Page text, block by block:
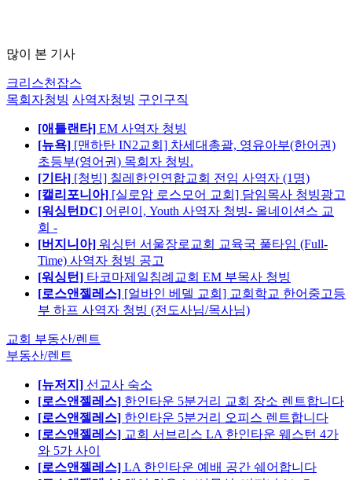
많이 본 기사
크리스천잡스
목회자청빙 사역자청빙 구인구직
[애틀랜타] EM 사역자 청빙
[뉴욕] [맨하탄 IN2교회] 차세대총괄, 영유아부(한어권)
초등부(영어권) 목회자 청빙.
[기타] [청빙] 칠레한인연합교회 전임 사역자 (1명)
[캘리포니아] [실로암 로스모어 교회] 담임목사 청빙광고
[워싱턴DC] 어린이, Youth 사역자 청빙- 올네이션스 교
회 -
[버지니아] 워싱턴 서울장로교회 교육국 풀타임 (Full-
Time) 사역자 청빙 공고
[워싱턴] 타코마제일침례교회 EM 부목사 청빙
[로스앤젤레스] [얼바인 베델 교회] 교회학교 한어중고등
부 하프 사역자 청빙 (전도사님/목사님)
교회 부동산/렌트
부동산/렌트
[뉴저지] 선교사 숙소
[로스앤젤레스] 한인타운 5분거리 교회 장소 렌트합니다
[로스앤젤레스] 한인타운 5분거리 오피스 렌트합니다
[로스앤젤레스] 교회 서브리스 LA 한인타운 웨스턴 4가
와 5가 사이
[로스앤젤레스] LA 한인타운 예배 공간 쉐어합니다